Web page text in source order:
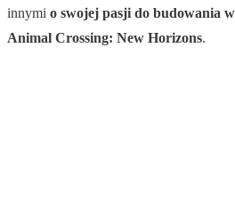
innymi o swojej pasji do budowania
Animal Crossing: New Horizons.